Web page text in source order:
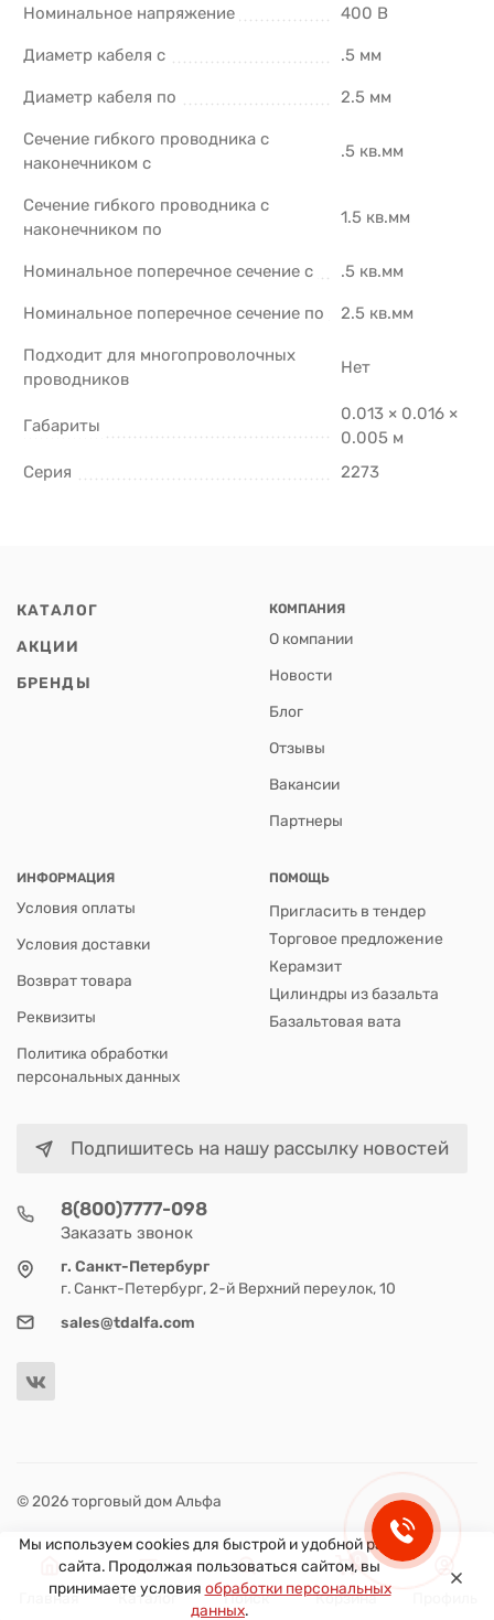
Номинальное напряжение 400 В
Диаметр кабеля с .5 мм
Диаметр кабеля по 2.5 мм
Сечение гибкого проводника с
наконечником с
.5 кв.мм
Сечение гибкого проводника с
наконечником по
1.5 кв.мм
Номинальное поперечное сечение с .5 кв.мм
Номинальное поперечное сечение по 2.5 кв.мм
Подходит для многопроволочных
проводников
Нет
Габариты
0.013 × 0.016 ×
0.005 м
Серия
2273
КАТАЛОГ
АКЦИИ
БРЕНДЫ
КОМПАНИЯ
О компании
Новости
Блог
Отзывы
Вакансии
Партнеры
ИНФОРМАЦИЯ
Условия оплаты
Условия доставки
Возврат товара
Реквизиты
Политика обработки
персональных данных
ПОМОЩЬ
Пригласить в тендер
Торговое предложение
Керамзит
Цилиндры из базальта
Базальтовая вата
Подпишитесь на нашу рассылку новостей
8(800)7777-098
Заказать звонок
г. Санкт-Петербург
г. Санкт-Петербург, 2-й Верхний переулок, 10
sales@tdalfa.com
© 2026 торговый дом Альфа
Мы используем cookies для быстрой и удобной работы
сайта. Продолжая пользоваться сайтом, вы
принимаете условия обработки персональных
данных.
Главная Каталог Поиск
0
Корзина